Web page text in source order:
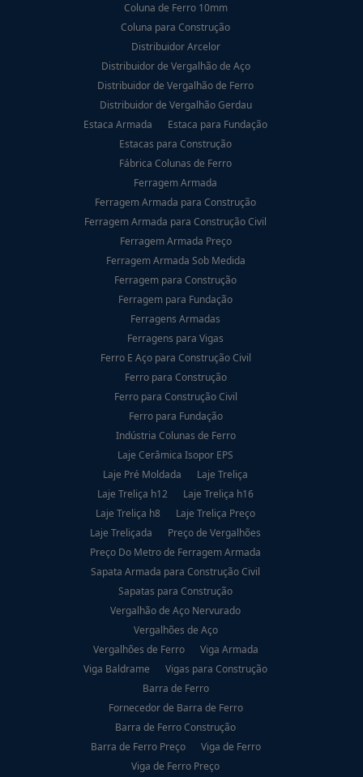
Coluna de Ferro 10mm
Coluna para Construção
Distribuidor Arcelor
Distribuidor de Vergalhão de Aço
Distribuidor de Vergalhão de Ferro
Distribuidor de Vergalhão Gerdau
Estaca Armada
Estaca para Fundação
Estacas para Construção
Fábrica Colunas de Ferro
Ferragem Armada
Ferragem Armada para Construção
Ferragem Armada para Construção Civil
Ferragem Armada Preço
Ferragem Armada Sob Medida
Ferragem para Construção
Ferragem para Fundação
Ferragens Armadas
Ferragens para Vigas
Ferro E Aço para Construção Civil
Ferro para Construção
Ferro para Construção Civil
Ferro para Fundação
Indústria Colunas de Ferro
Laje Cerâmica Isopor EPS
Laje Pré Moldada
Laje Treliça
Laje Treliça h12
Laje Treliça h16
Laje Treliça h8
Laje Treliça Preço
Laje Treliçada
Preço de Vergalhões
Preço Do Metro de Ferragem Armada
Sapata Armada para Construção Civil
Sapatas para Construção
Vergalhão de Aço Nervurado
Vergalhões de Aço
Vergalhões de Ferro
Viga Armada
Viga Baldrame
Vigas para Construção
Barra de Ferro
Fornecedor de Barra de Ferro
Barra de Ferro Construção
Barra de Ferro Preço
Viga de Ferro
Viga de Ferro Preço